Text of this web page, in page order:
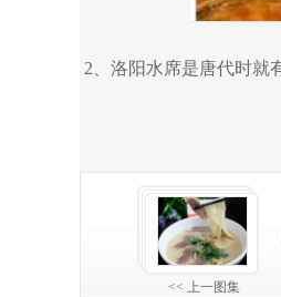
2、洛阳水席是唐代时就
<< 上一图集